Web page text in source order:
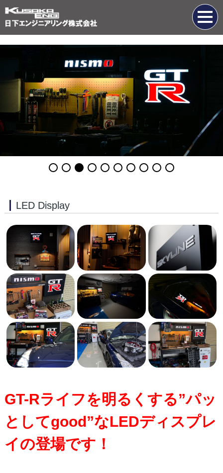
LED Display
GT-Rライフを明るくする”パッ
としてgood”なLEDディスプレ
イの登場です！